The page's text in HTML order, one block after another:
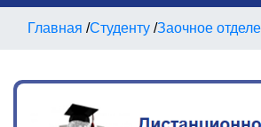
Главная /Студенту /Заочное